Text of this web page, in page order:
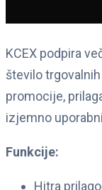
KCEX podpira
število
promocije,
izjemno
Funkcije:
Hitra